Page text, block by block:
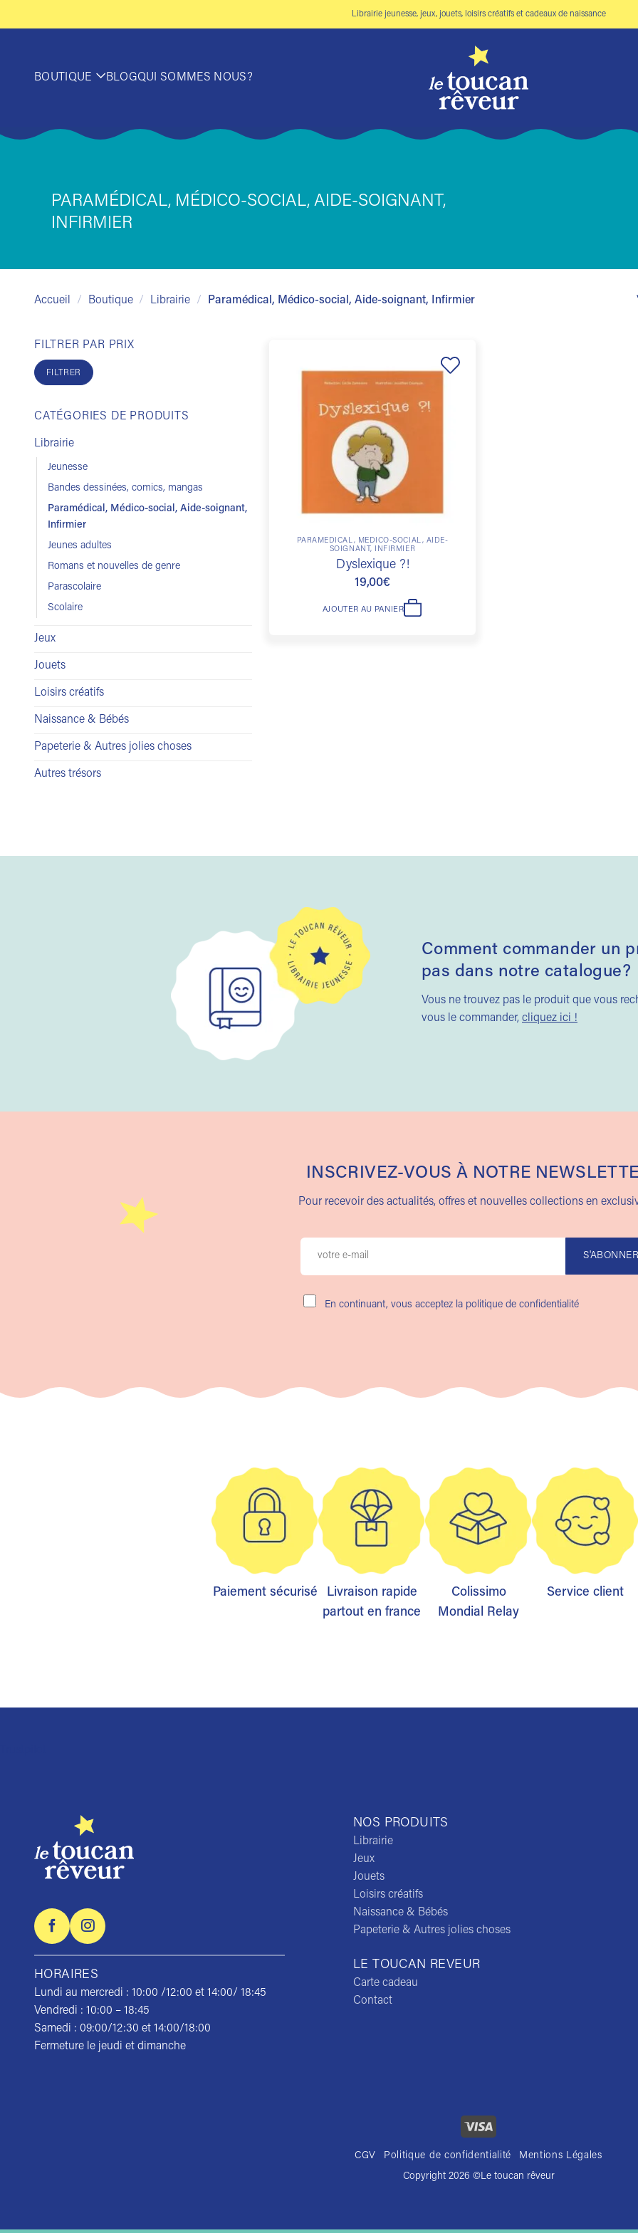
Librairie jeunesse, jeux, jouets, loisirs créatifs et cadeaux de naissance
BOUTIQUE BLOGQUI SOMMES NOUS?
PARAMÉDICAL, MÉDICO-SOCIAL, AIDE-SOIGNANT,
INFIRMIER
Accueil / Boutique / Librairie / Paramédical, Médico-social, Aide-soignant, Infirmier
FILTRER PAR PRIX
Prix
min
Prix
maxFILTRER
CATÉGORIES DE PRODUITS
Librairie
Jeunesse
Bandes dessinées, comics, mangas
Paramédical, Médico-social, Aide-soignant,
Infirmier
Jeunes adultes
Romans et nouvelles de genre
Parascolaire
Scolaire
Jeux
Jouets
Loisirs créatifs
Naissance & Bébés
Papeterie & Autres jolies choses
Autres trésors
PARAMÉDICAL, MÉDICO-SOCIAL, AIDE-
SOIGNANT, INFIRMIER
Dyslexique ?!
19,00€
AJOUTER AU PANIER
Comment commander un
pas dans notre catalogue?
Vous ne trouvez pas le produit que vous
vous le commander, cliquez ici !
INSCRIVEZ-VOUS À NOTRE
Pour recevoir des actualités, offres et nouvelles collections en
En continuant, vous acceptez la politique de confidentialité
Paiement sécurisé
Livraison rapide
partout en france
Colissimo
Mondial Relay
Service client
NOS PRODUITS
Librairie
Jeux
Jouets
Loisirs créatifs
Naissance & Bébés
Papeterie & Autres jolies choses
HORAIRES
Lundi au mercredi : 10:00 /12:00 et 14:00/ 18:45
Vendredi : 10:00 – 18:45
Samedi : 09:00/12:30 et 14:00/18:00
Fermeture le jeudi et dimanche
LE TOUCAN REVEUR
Carte cadeau
Contact
CGV Politique de confidentialité Mentions Légales
Copyright 2026 ©Le toucan rêveur